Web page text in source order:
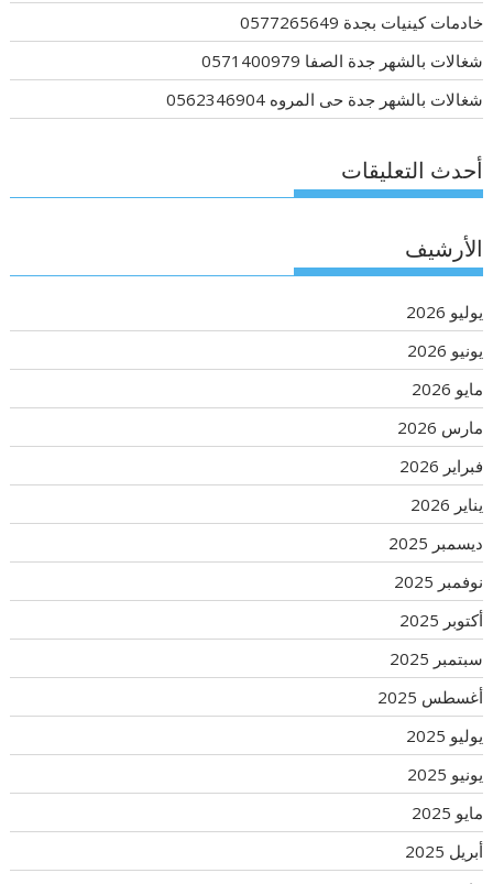
خادمات كينيات بجدة 0577265649
شغالات بالشهر جدة الصفا 0571400979
شغالات بالشهر جدة حى المروه 0562346904
أحدث التعليقات
الأرشيف
يوليو 2026
يونيو 2026
مايو 2026
مارس 2026
فبراير 2026
يناير 2026
ديسمبر 2025
نوفمبر 2025
أكتوبر 2025
سبتمبر 2025
أغسطس 2025
يوليو 2025
يونيو 2025
مايو 2025
أبريل 2025